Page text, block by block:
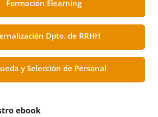
Formación Elearning
Dpto. de RRHH
y Selección de Personal
ebook